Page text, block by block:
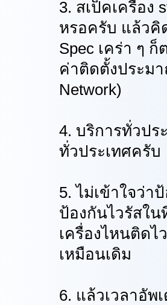
3. สเป็คเครื่อง
หรอครับ แล้วคิ
Spec เคร่า ๆ
ค่าติดตั้งประม
Network)
4. บริการทั่วปร
ทั่วประเทศครับ
5. ไม่เข้าใจว่า
ป้องกันไวรัสใน
เครื่องไหนติดไ
เหมือนเดิม
6. แล้วเวลาอัพ